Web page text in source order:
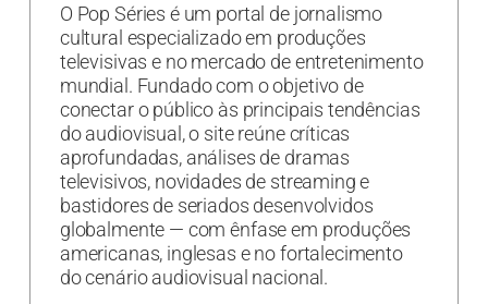
O Pop Séries é um portal de jornalismo
cultural especializado em produções
televisivas e no mercado de entretenimento
mundial. Fundado com o objetivo de
conectar o público às principais tendências
do audiovisual, o site reúne críticas
aprofundadas, análises de dramas
televisivos, novidades de streaming e
bastidores de seriados desenvolvidos
globalmente — com ênfase em produções
americanas, inglesas e no fortalecimento
do cenário audiovisual nacional.